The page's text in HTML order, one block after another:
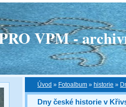
VPM -
Úvod » Fotoalbum » historie »
Dny české historie v